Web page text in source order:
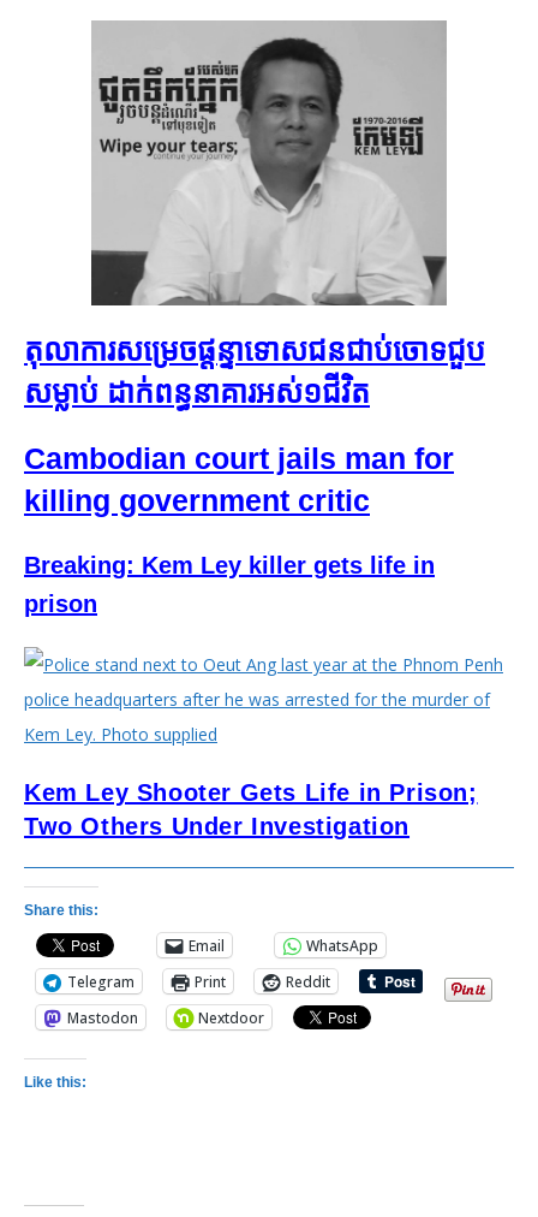
តុលាការ​សម្រេច​ផ្ដន្ទាទោស​ជនជាប់ចោទ​ជួប
សម្លាប់ ដាក់​ពន្ធនាគារ​អស់​១​ជីវិត
Cambodian court jails man for
killing government critic
Breaking: Kem Ley killer gets life in
prison
Kem Ley Shooter Gets Life in Prison;
Two Others Under Investigation
Share this:
Email
WhatsApp
Telegram
Print
Reddit
Mastodon
Nextdoor
Like this: